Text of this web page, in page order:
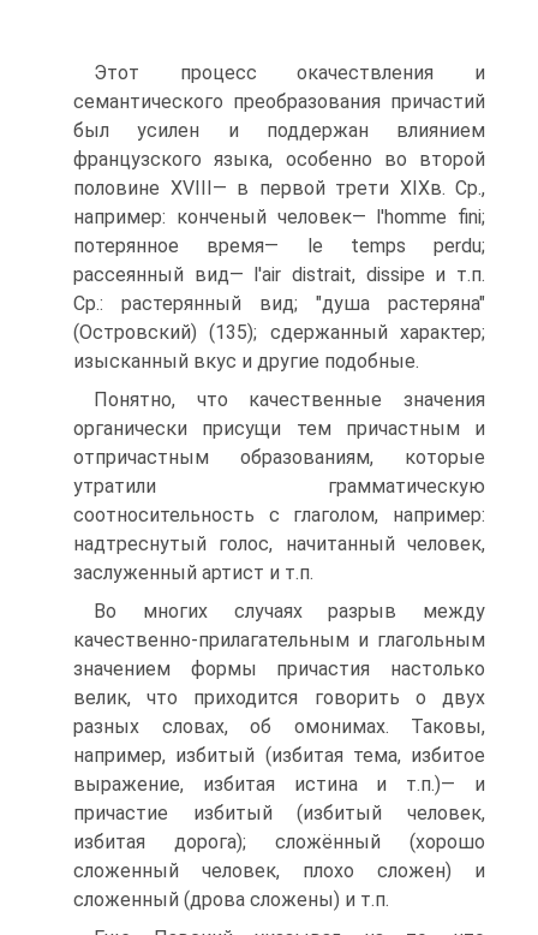
Этот процесс окачествления и
семантического преобразования причастий
был усилен и поддержан влиянием
французского языка, особенно во второй
половине XVIII— в первой трети XIXв. Ср.,
например: конченый человек— l'homme fini;
потерянное время— le temps perdu;
рассеянный вид— l'air distrait, dissipe и т.п.
Ср.: растерянный вид; "душа растеряна"
(Островский) (135); сдержанный характер;
изысканный вкус и другие подобные.
Понятно, что качественные значения
органически присущи тем причастным и
отпричастным образованиям, которые
утратили грамматическую
соотносительность с глаголом, например:
надтреснутый голос, начитанный человек,
заслуженный артист и т.п.
Во многих случаях разрыв между
качественно-прилагательным и глагольным
значением формы причастия настолько
велик, что приходится говорить о двух
разных словах, об омонимах. Таковы,
например, избитый (избитая тема, избитое
выражение, избитая истина и т.п.)— и
причастие избитый (избитый человек,
избитая дорога); сложённый (хорошо
сложенный человек, плохо сложен) и
сложенный (дрова сложены) и т.п.